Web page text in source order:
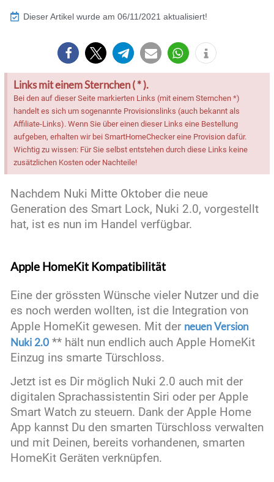
Dieser Artikel wurde am 06/11/2021 aktualisiert!
Links mit einem Sternchen ( * ).
Bei den auf dieser Seite markierten Links (mit einem Sternchen *)
handelt es sich um sogenannte Provisionslinks (auch bekannt als
Affiliate-Links). Wenn Sie über einen dieser Links eine Bestellung
aufgeben, erhalten wir bei SmartHomeChecker eine Provision dafür.
Wichtig zu wissen: Für Sie selbst entstehen durch diese Links keine
zusätzlichen Kosten oder Nachteile!
Nachdem Nuki Mitte Oktober die neue
Generation des Smart Lock, Nuki 2.0, vorgestellt
hat, ist es nun im Handel verfügbar.
Apple HomeKit Kompatibilität
Eine der grössten Wünsche vieler Nutzer und die
es noch werden wollten, ist die Integration von
Apple HomeKit gewesen. Mit der neuen Version
Nuki 2.0** hält nun endlich auch Apple HomeKit
Einzug ins smarte Türschloss.
Jetzt ist es Dir möglich Nuki 2.0 auch mit der
digitalen Sprachassistentin Siri oder per Apple
Smart Watch zu steuern. Dank der Apple Home
App kannst Du den smarten Türschloss verwalten
und mit Deinen, bereits vorhandenen, smarten
HomeKit Geräten verknüpfen.